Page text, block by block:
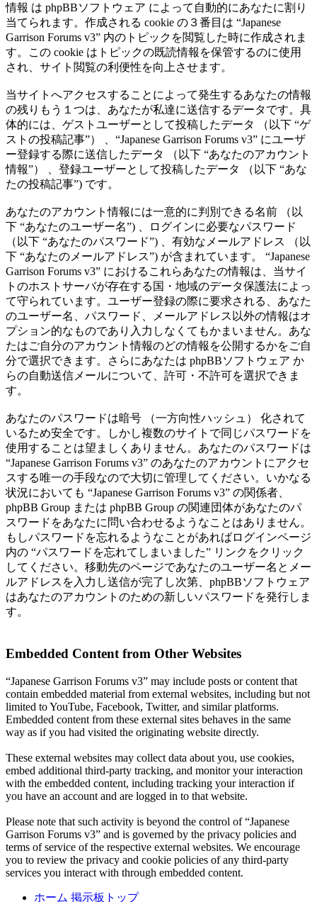
情報 は phpBBソフトウェア によって自動的にあなたに割り
当てられます。作成される cookie の３番目は “Japanese
Garrison Forums v3” 内のトピックを閲覧した時に作成されま
す。この cookie はトピックの既読情報を保管するのに使用
され、サイト閲覧の利便性を向上させます。
当サイトへアクセスすることによって発生するあなたの情報
の残りもう１つは、あなたが私達に送信するデータです。具
体的には、ゲストユーザーとして投稿したデータ （以下 “ゲ
ストの投稿記事”） 、“Japanese Garrison Forums v3” にユーザ
ー登録する際に送信したデータ （以下 “あなたのアカウント
情報”） 、登録ユーザーとして投稿したデータ （以下 “あな
たの投稿記事”) です。
あなたのアカウント情報には一意的に判別できる名前 （以
下 “あなたのユーザー名”) 、ログインに必要なパスワード
（以下 “あなたのパスワード”) 、有効なメールアドレス （以
下 “あなたのメールアドレス”) が含まれています。 “Japanese
Garrison Forums v3” におけるこれらあなたの情報は、当サイ
トのホストサーバが存在する国・地域のデータ保護法によっ
て守られています。ユーザー登録の際に要求される、あなた
のユーザー名、パスワード、メールアドレス以外の情報はオ
プション的なものであり入力しなくてもかまいません。あな
たはご自分のアカウント情報のどの情報を公開するかをご自
分で選択できます。さらにあなたは phpBBソフトウェア か
らの自動送信メールについて、許可・不許可を選択できま
す。
あなたのパスワードは暗号 （一方向性ハッシュ） 化されて
いるため安全です。しかし複数のサイトで同じパスワードを
使用することは望ましくありません。あなたのパスワードは
“Japanese Garrison Forums v3” のあなたのアカウントにアクセ
スする唯一の手段なので大切に管理してください。いかなる
状況においても “Japanese Garrison Forums v3” の関係者、
phpBB Group または phpBB Group の関連団体があなたのパ
スワードをあなたに問い合わせるようなことはありません。
もしパスワードを忘れるようなことがあればログインページ
内の “パスワードを忘れてしまいました” リンクをクリック
してください。移動先のページであなたのユーザー名とメー
ルアドレスを入力し送信が完了し次第、phpBBソフトウェア
はあなたのアカウントのための新しいパスワードを発行しま
す。
Embedded Content from Other Websites
“Japanese Garrison Forums v3” may include posts or content that
contain embedded material from external websites, including but not
limited to YouTube, Facebook, Twitter, and similar platforms.
Embedded content from these external sites behaves in the same
way as if you had visited the originating website directly.
These external websites may collect data about you, use cookies,
embed additional third-party tracking, and monitor your interaction
with the embedded content, including tracking your interaction if
you have an account and are logged in to that website.
Please note that such activity is beyond the control of “Japanese
Garrison Forums v3” and is governed by the privacy policies and
terms of service of the respective external websites. We encourage
you to review the privacy and cookie policies of any third-party
services you interact with through embedded content.
ホーム 掲示板トップ